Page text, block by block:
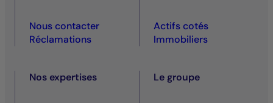
Nous contacter
Réclamations
Actifs cotés
Immobiliers
Nos expertises Le groupe